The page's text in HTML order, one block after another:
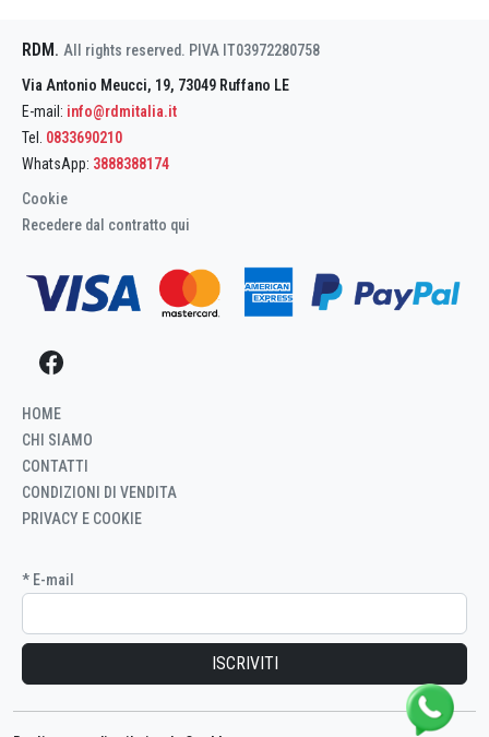
RDM . All rights reserved. PIVA IT03972280758
Via Antonio Meucci, 19, 73049 Ruffano LE
E-mail: info@rdmitalia.it
Tel. 0833690210
WhatsApp: 3888388174
Cookie
Recedere dal contratto qui
HOME
CHI SIAMO
CONTATTI
CONDIZIONI DI VENDITA
PRIVACY E COOKIE
* E-mail
alla
newsletter